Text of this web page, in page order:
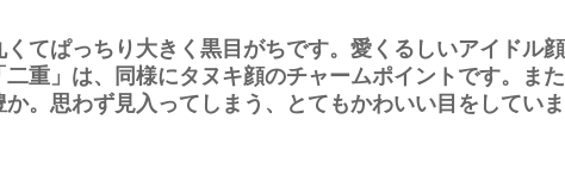
くてぱっちり大きく黒目がちです。愛くるしいアイドル
重」は、同様にタヌキ顔のチャームポイントです。ま
。思わず見入ってしまう、とてもかわいい目をしていま